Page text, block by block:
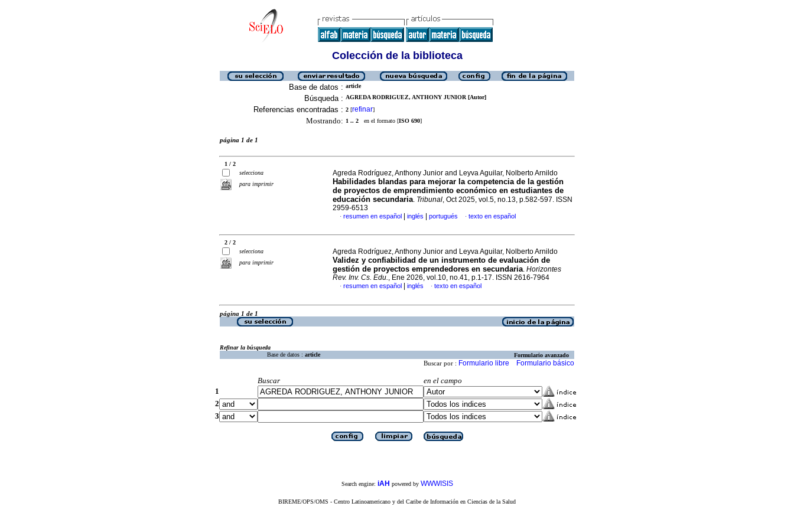
Colección de la biblioteca
Base de datos : article
Búsqueda : AGREDA RODRIGUEZ, ANTHONY JUNIOR [Autor]
Referencias encontradas : 2 [refinar]
Mostrando: 1 .. 2 en el formato [ISO 690]
página 1 de 1
1 / 2
selecciona
para imprimir
Agreda Rodríguez, Anthony Junior and Leyva Aguilar, Nolberto Arnildo
Habilidades blandas para mejorar la competencia de la gestión
de proyectos de emprendimiento económico en estudiantes de
educación secundaria. Tribunal, Oct 2025, vol.5, no.13, p.582-597. ISSN
2959-6513
· resumen en español inglés portugués · texto en español
2 / 2
selecciona
para imprimir
Agreda Rodríguez, Anthony Junior and Leyva Aguilar, Nolberto Arnildo
Validez y confiabilidad de un instrumento de evaluación de
gestión de proyectos emprendedores en secundaria. Horizontes
Rev. Inv. Cs. Edu., Ene 2026, vol.10, no.41, p.1-17. ISSN 2616-7964
· resumen en español inglés · texto en español
página 1 de 1
Refinar la búsqueda
Base de datos : article Formulario avanzado
Buscar por : Formulario libre Formulario básico
Buscar
en el campo
1
2
3
Search engine: iAH powered by WWWISIS
BIREME/OPS/OMS - Centro Latinoamericano y del Caribe de Información en Ciencias de la Salud